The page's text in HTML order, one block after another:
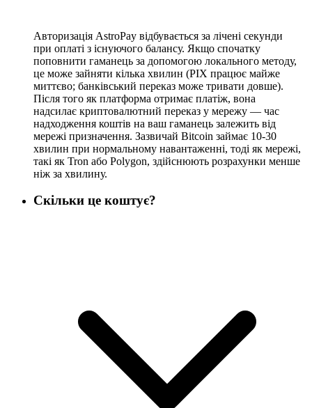
Авторизація AstroPay відбувається за лічені секунди
при оплаті з існуючого балансу. Якщо спочатку
поповнити гаманець за допомогою локального методу,
це може зайняти кілька хвилин (PIX працює майже
миттєво; банківський переказ може тривати довше).
Після того як платформа отримає платіж, вона
надсилає криптовалютний переказ у мережу — час
надходження коштів на ваш гаманець залежить від
мережі призначення. Зазвичай Bitcoin займає 10-30
хвилин при нормальному навантаженні, тоді як мережі,
такі як Tron або Polygon, здійснюють розрахунки менше
ніж за хвилину.
Скільки це коштує?